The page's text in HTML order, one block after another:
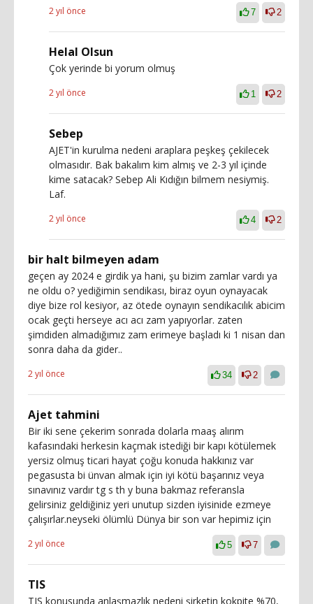
2 yıl önce 7 2
Helal Olsun
Çok yerinde bi yorum olmuş
2 yıl önce 1 2
Sebep
AJET'in kurulma nedeni araplara peşkeş çekilecek
olmasıdır. Bak bakalım kim almış ve 2-3 yıl içinde
kime satacak? Sebep Ali Kıdığın bilmem nesiymiş.
Laf.
2 yıl önce 4 2
bir halt bilmeyen adam
geçen ay 2024 e girdik ya hani, şu bizim zamlar vardı ya
ne oldu o? yediğimin sendikası, biraz oyun oynayacak
diye bize rol kesiyor, az ötede oynayın sendikacılık abicim
ocak geçti herseye acı acı zam yapıyorlar. zaten
şimdiden almadığımız zam erimeye başladı ki 1 nisan dan
sonra daha da gider..
2 yıl önce 34 2
Ajet tahmini
Bir iki sene çekerim sonrada dolarla maaş alırım
kafasındaki herkesin kaçmak istediği bir kapı kötülemek
yersiz olmuş ticari hayat çoğu konuda hakkınız var
pegasusta bi ünvan almak için iyi kötü başarınız veya
sınavınız vardır tg s th y buna bakmaz referansla
gelirsiniz geldiğiniz yeri unutup sizden iyisinide ezmeye
çalışırlar.neyseki ölümlü Dünya bir son var hepimiz için
2 yıl önce 5 7
TIS
TIS konusunda anlaşmazlık nedeni şirketin kokpite %70,